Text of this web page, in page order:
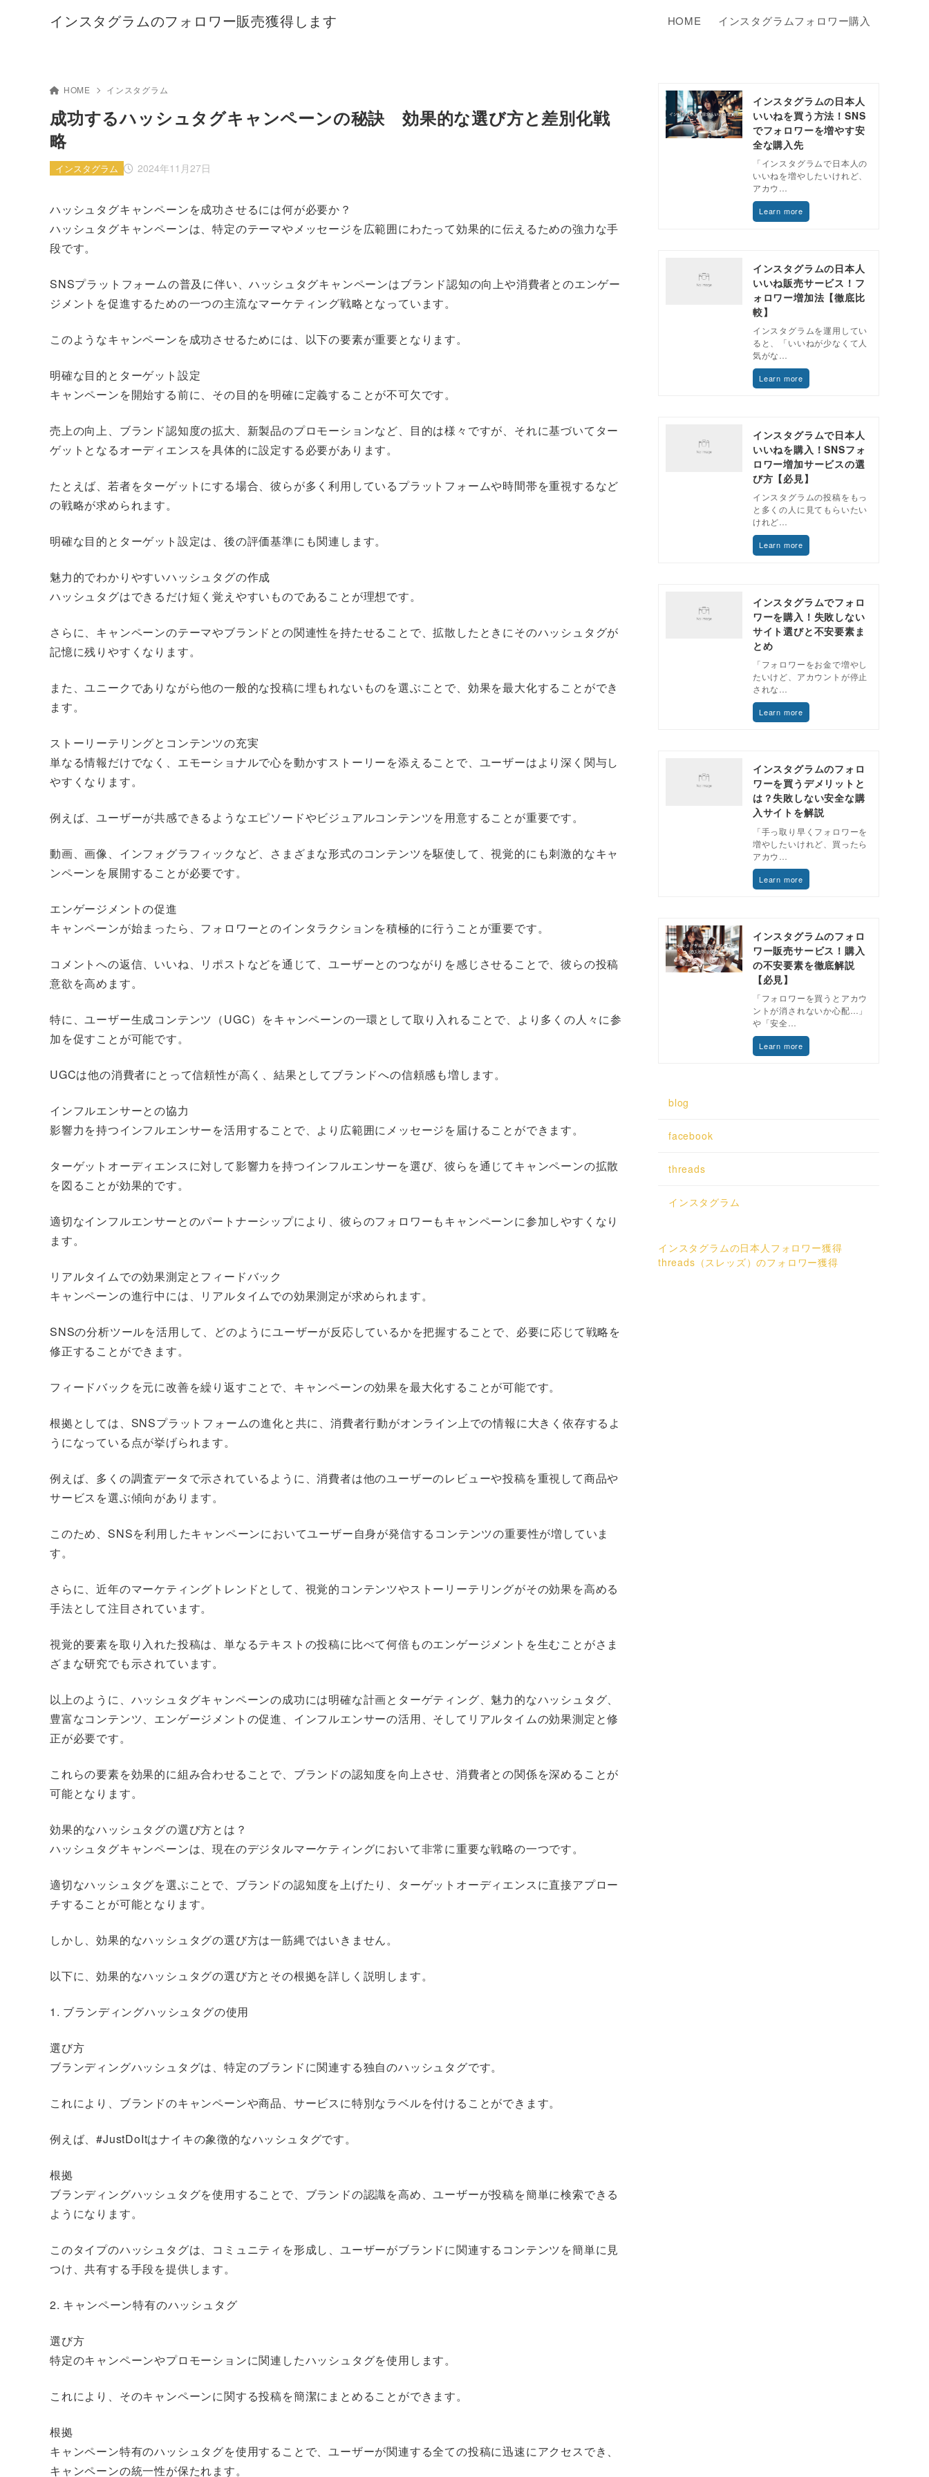
インスタグラムのフォロワー販売獲得します HOME インスタグラムフォロワー購入
HOME インスタグラム
成功するハッシュタグキャンペーンの秘訣 効果的な選び方と差別化戦
略
2024年11月27日
インスタグラム
ハッシュタグキャンペーンを成功させるには何が必要か？
ハッシュタグキャンペーンは、特定のテーマやメッセージを広範囲にわたって効果的に伝えるための強力な手
段です。
SNSプラットフォームの普及に伴い、ハッシュタグキャンペーンはブランド認知の向上や消費者とのエンゲー
ジメントを促進するための一つの主流なマーケティング戦略となっています。
このようなキャンペーンを成功させるためには、以下の要素が重要となります。
明確な目的とターゲット設定
キャンペーンを開始する前に、その目的を明確に定義することが不可欠です。
売上の向上、ブランド認知度の拡大、新製品のプロモーションなど、目的は様々ですが、それに基づいてター
ゲットとなるオーディエンスを具体的に設定する必要があります。
たとえば、若者をターゲットにする場合、彼らが多く利用しているプラットフォームや時間帯を重視するなど
の戦略が求められます。
明確な目的とターゲット設定は、後の評価基準にも関連します。
魅力的でわかりやすいハッシュタグの作成
ハッシュタグはできるだけ短く覚えやすいものであることが理想です。
さらに、キャンペーンのテーマやブランドとの関連性を持たせることで、拡散したときにそのハッシュタグが
記憶に残りやすくなります。
また、ユニークでありながら他の一般的な投稿に埋もれないものを選ぶことで、効果を最大化することができ
ます。
ストーリーテリングとコンテンツの充実
単なる情報だけでなく、エモーショナルで心を動かすストーリーを添えることで、ユーザーはより深く関与し
やすくなります。
例えば、ユーザーが共感できるようなエピソードやビジュアルコンテンツを用意することが重要です。
動画、画像、インフォグラフィックなど、さまざまな形式のコンテンツを駆使して、視覚的にも刺激的なキャ
ンペーンを展開することが必要です。
エンゲージメントの促進
キャンペーンが始まったら、フォロワーとのインタラクションを積極的に行うことが重要です。
コメントへの返信、いいね、リポストなどを通じて、ユーザーとのつながりを感じさせることで、彼らの投稿
意欲を高めます。
特に、ユーザー生成コンテンツ（UGC）をキャンペーンの一環として取り入れることで、より多くの人々に参
加を促すことが可能です。
UGCは他の消費者にとって信頼性が高く、結果としてブランドへの信頼感も増します。
インフルエンサーとの協力
影響力を持つインフルエンサーを活用することで、より広範囲にメッセージを届けることができます。
ターゲットオーディエンスに対して影響力を持つインフルエンサーを選び、彼らを通じてキャンペーンの拡散
を図ることが効果的です。
適切なインフルエンサーとのパートナーシップにより、彼らのフォロワーもキャンペーンに参加しやすくなり
ます。
リアルタイムでの効果測定とフィードバック
キャンペーンの進行中には、リアルタイムでの効果測定が求められます。
SNSの分析ツールを活用して、どのようにユーザーが反応しているかを把握することで、必要に応じて戦略を
修正することができます。
フィードバックを元に改善を繰り返すことで、キャンペーンの効果を最大化することが可能です。
根拠としては、SNSプラットフォームの進化と共に、消費者行動がオンライン上での情報に大きく依存するよ
うになっている点が挙げられます。
例えば、多くの調査データで示されているように、消費者は他のユーザーのレビューや投稿を重視して商品や
サービスを選ぶ傾向があります。
このため、SNSを利用したキャンペーンにおいてユーザー自身が発信するコンテンツの重要性が増していま
す。
さらに、近年のマーケティングトレンドとして、視覚的コンテンツやストーリーテリングがその効果を高める
手法として注目されています。
視覚的要素を取り入れた投稿は、単なるテキストの投稿に比べて何倍ものエンゲージメントを生むことがさま
ざまな研究でも示されています。
以上のように、ハッシュタグキャンペーンの成功には明確な計画とターゲティング、魅力的なハッシュタグ、
豊富なコンテンツ、エンゲージメントの促進、インフルエンサーの活用、そしてリアルタイムの効果測定と修
正が必要です。
これらの要素を効果的に組み合わせることで、ブランドの認知度を向上させ、消費者との関係を深めることが
可能となります。
効果的なハッシュタグの選び方とは？
ハッシュタグキャンペーンは、現在のデジタルマーケティングにおいて非常に重要な戦略の一つです。
適切なハッシュタグを選ぶことで、ブランドの認知度を上げたり、ターゲットオーディエンスに直接アプロー
チすることが可能となります。
しかし、効果的なハッシュタグの選び方は一筋縄ではいきません。
以下に、効果的なハッシュタグの選び方とその根拠を詳しく説明します。
1. ブランディングハッシュタグの使用
選び方
ブランディングハッシュタグは、特定のブランドに関連する独自のハッシュタグです。
これにより、ブランドのキャンペーンや商品、サービスに特別なラベルを付けることができます。
例えば、#JustDoItはナイキの象徴的なハッシュタグです。
根拠
ブランディングハッシュタグを使用することで、ブランドの認識を高め、ユーザーが投稿を簡単に検索できる
ようになります。
このタイプのハッシュタグは、コミュニティを形成し、ユーザーがブランドに関連するコンテンツを簡単に見
つけ、共有する手段を提供します。
2. キャンペーン特有のハッシュタグ
選び方
特定のキャンペーンやプロモーションに関連したハッシュタグを使用します。
これにより、そのキャンペーンに関する投稿を簡潔にまとめることができます。
根拠
キャンペーン特有のハッシュタグを使用することで、ユーザーが関連する全ての投稿に迅速にアクセスでき、
キャンペーンの統一性が保たれます。
インスタグラムの日本人
いいねを買う方法！SNS
でフォロワーを増やす安
全な購入先
「インスタグラムで日本人の
いいねを増やしたいけれど、
アカウ…
Learn more
インスタグラムの日本人
いいね販売サービス！フ
ォロワー増加法【徹底比
較】
インスタグラムを運用してい
ると、「いいねが少なくて人
気がな…
Learn more
インスタグラムで日本人
いいねを購入！SNSフォ
ロワー増加サービスの選
び方【必見】
インスタグラムの投稿をもっ
と多くの人に見てもらいたい
けれど…
Learn more
インスタグラムでフォロ
ワーを購入！失敗しない
サイト選びと不安要素ま
とめ
「フォロワーをお金で増やし
たいけど、アカウントが停止
されな…
Learn more
インスタグラムのフォロ
ワーを買うデメリットと
は？失敗しない安全な購
入サイトを解説
「手っ取り早くフォロワーを
増やしたいけれど、買ったら
アカウ…
Learn more
インスタグラムのフォロ
ワー販売サービス！購入
の不安要素を徹底解説
【必見】
「フォロワーを買うとアカウ
ントが消されないか心配…」
や「安全…
Learn more
blog
facebook
threads
インスタグラム
インスタグラムの日本人フォロワー獲得
threads（スレッズ）のフォロワー獲得